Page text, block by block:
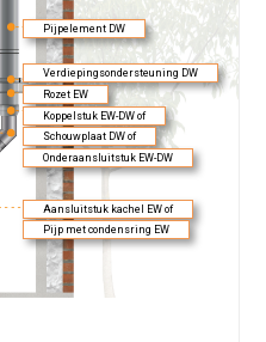
Pijpelement DW
Verdiepingsondersteuning DW
Rozet EW
Koppelstuk EW-DW of
Schouwplaat DW of
Onderaansluitstuk EW-DW
Aansluitstuk kachel EW of
Pijp met condensring EW